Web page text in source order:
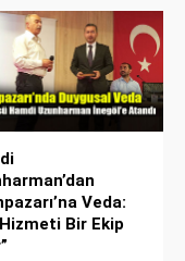
Veda:
Bir Ekip